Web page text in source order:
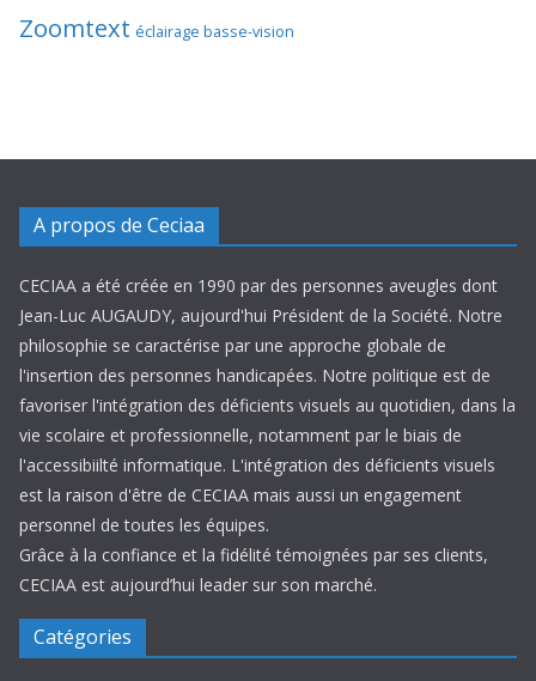
Zoomtext éclairage basse-vision
A propos de Ceciaa
CECIAA a été créée en 1990 par des personnes aveugles dont
Jean-Luc AUGAUDY, aujourd'hui Président de la Société. Notre
philosophie se caractérise par une approche globale de
l'insertion des personnes handicapées. Notre politique est de
favoriser l'intégration des déficients visuels au quotidien, dans la
vie scolaire et professionnelle, notamment par le biais de
l'accessibiilté informatique. L'intégration des déficients visuels
est la raison d'être de CECIAA mais aussi un engagement
personnel de toutes les équipes.
Grâce à la confiance et la fidélité témoignées par ses clients,
CECIAA est aujourd’hui leader sur son marché.
Catégories